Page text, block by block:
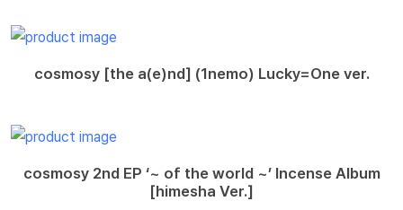
cosmosy [the a(e)nd] (1nemo) Lucky=One ver.
cosmosy 2nd EP ‘~ of the world ~’ Incense Album
[himesha Ver.]